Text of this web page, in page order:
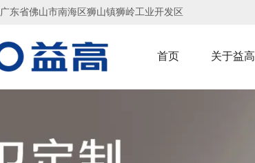
广东省佛山市南海区狮山镇狮岭工业开发区
首页 关于益高